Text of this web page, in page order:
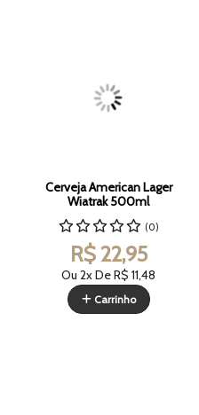
Cerveja American Lager
Wiatrak 500ml
(0)
R$ 22,95
Ou 2x DeR$ 11,48
Carrinho